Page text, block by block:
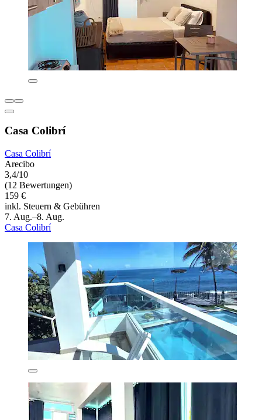
Casa Colibrí
Casa Colibrí
Arecibo
3,4/10
(12 Bewertungen)
159 €
inkl. Steuern & Gebühren
7. Aug.–8. Aug.
Casa Colibrí